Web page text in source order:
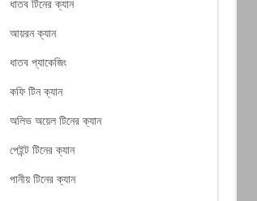
ধাতব টিনের ক্যান
আয়রন ক্যান
ধাতব প্যাকেজিং
কফি টিন ক্যান
অলিভ অয়েল টিনের ক্যান
পেইন্ট টিনের ক্যান
পানীয় টিনের ক্যান